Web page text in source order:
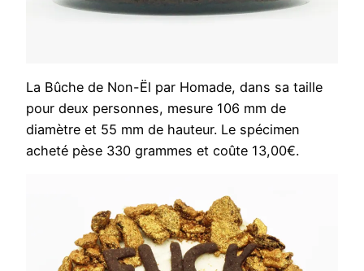
La Bûche de Non-Ël par Homade, dans sa taille
pour deux personnes, mesure 106 mm de
diamètre et 55 mm de hauteur. Le spécimen
acheté pèse 330 grammes et coûte 13,00€.